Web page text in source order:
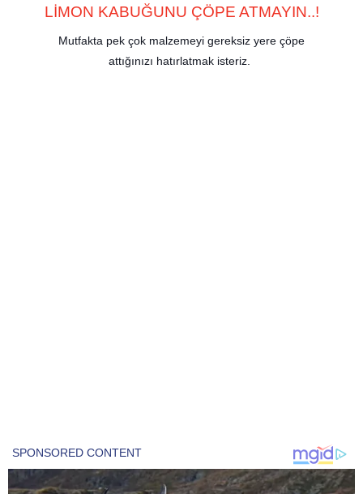
LİMON KABUĞUNU ÇÖPE ATMAYIN..!
Mutfakta pek çok malzemeyi gereksiz yere çöpe
attığınızı hatırlatmak isteriz.